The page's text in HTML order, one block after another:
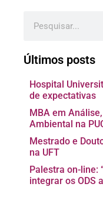
Últimos posts
Hospital
de expectativas
MBA em
Ambiental na
Mestrado e
na UFT
Palestra on-line:
integrar os ODS